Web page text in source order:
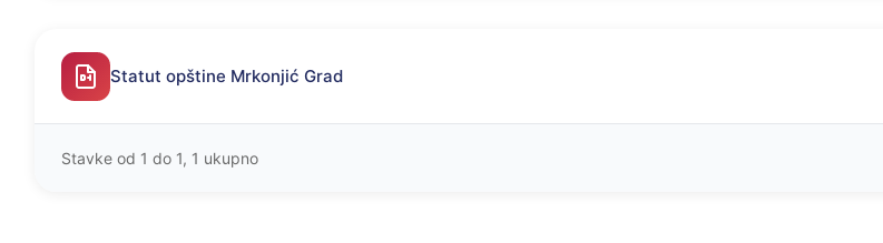
Statut opštine Mrkonjić Grad
Stavke od 1 do 1, 1 ukupno